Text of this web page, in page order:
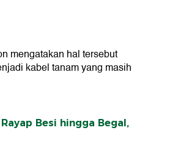
mengatakan hal tersebut
kabel tanam yang masih
Besi hingga Begal,